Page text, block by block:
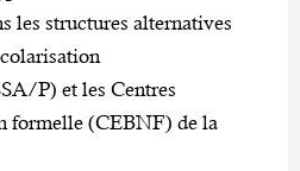
les structures alternatives
P) et les Centres
formelle (CEBNF) de la